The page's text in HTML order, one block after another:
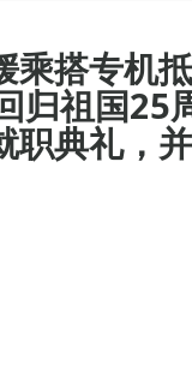
乘搭专机
归祖国25
典礼，并